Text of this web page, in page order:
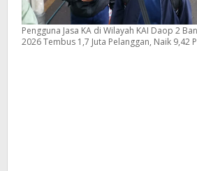
Pengguna Jasa KA di Wilayah KAI Daop 2
2026 Tembus 1,7 Juta Pelanggan, Naik 9,42